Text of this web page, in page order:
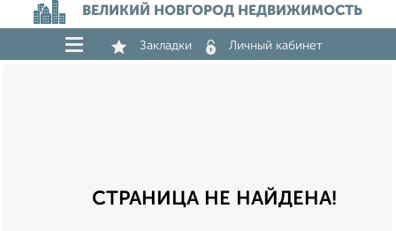
ВЕЛИКИЙ НОВГОРОД НЕДВИЖИМОСТЬ
Закладки Личный кабинет
СТРАНИЦА НЕ НАЙДЕНА!